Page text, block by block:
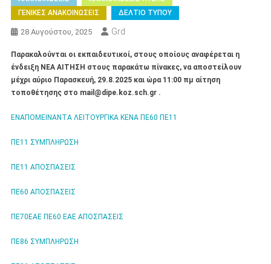
ΓΕΝΙΚΕΣ ΑΝΑΚΟΙΝΩΣΕΙΣ
ΔΕΛΤΙΟ ΤΥΠΟΥ
28 Αυγούστου, 2025 Grd
Παρακαλούνται οι εκπαιδευτικοί, στους οποίους αναφέρεται η
ένδειξη ΝΕΑ ΑΙΤΗΣΗ στους παρακάτω πίνακες, να αποστείλουν
μέχρι αύριο Παρασκευή, 29.8.2025 και ώρα 11:00 πμ αίτηση
τοποθέτησης στο mail@dipe.koz.sch.gr .
ΕΝΑΠΟΜΕΙΝΑΝΤΑ ΛΕΙΤΟΥΡΓΙΚΑ ΚΕΝΑ ΠΕ60 ΠΕ11
ΠΕ11 ΣΥΜΠΛΗΡΩΣΗ
ΠΕ11 ΑΠΟΣΠΑΣΕΙΣ
ΠΕ60 ΑΠΟΣΠΑΣΕΙΣ
ΠΕ70ΕΑΕ ΠΕ60 ΕΑΕ ΑΠΟΣΠΑΣΕΙΣ
ΠΕ86 ΣΥΜΠΛΗΡΩΣΗ